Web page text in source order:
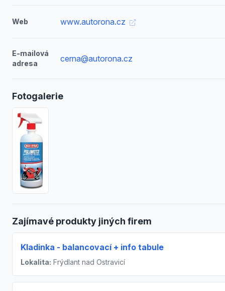
Web www.autorona.cz
E-mailová
adresa
cerna@autorona.cz
Fotogalerie
Zajímavé produkty jiných firem
Kladinka - balancovací + info tabule
Lokalita: Frýdlant nad Ostravicí